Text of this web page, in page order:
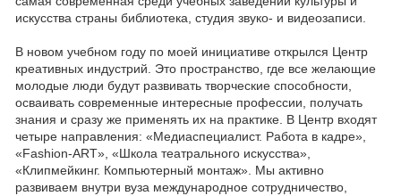
искусства страны библиотека, студия звуко- и видеозаписи.
В новом учебном году по моей инициативе открылся Центр
креативных индустрий. Это пространство, где все желающие
молодые люди будут развивать творческие способности,
осваивать современные интересные профессии, получать
знания и сразу же применять их на практике. В Центр входят
четыре направления: «Медиаспециалист. Работа в кадре»,
«Fashion-ART», «Школа театрального искусства»,
«Клипмейкинг. Компьютерный монтаж». Мы активно
развиваем внутри вуза международное сотрудничество,